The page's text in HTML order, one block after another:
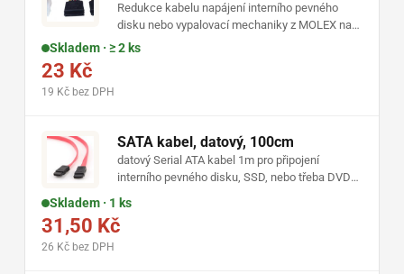
Redukce kabelu napájení interního pevného
disku nebo vypalovací mechaniky z MOLEX na
2x SATA
Skladem · ≥ 2 ks
23 Kč
19 Kč bez DPH
SATA kabel, datový, 100cm
datový Serial ATA kabel 1m pro připojení
interního pevného disku, SSD, nebo třeba DVD
mechaniky
Skladem · 1 ks
31,50 Kč
26 Kč bez DPH